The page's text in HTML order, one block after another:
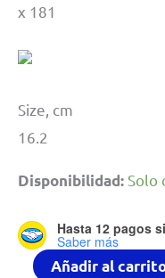
х 181
Size, cm
16.2
Disponibilidad: Solo
Hasta 12 pagos
Saber más
SovietAñadir al